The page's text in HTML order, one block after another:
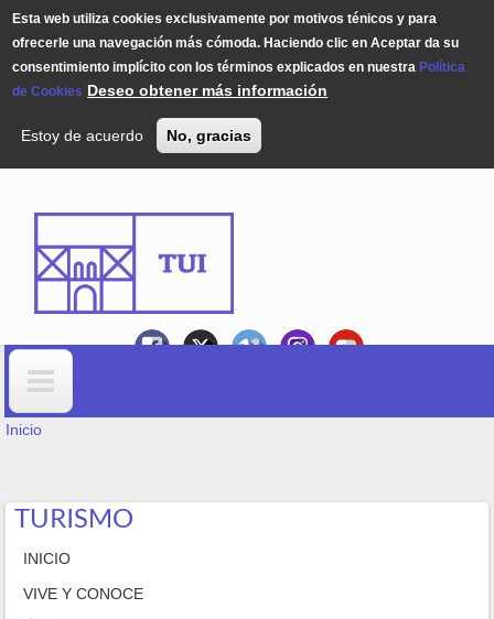
Esta web utiliza cookies exclusivamente por motivos ténicos y para
ofrecerle una navegación más cómoda. Haciendo clic en Aceptar da su
consentimiento implícito con los términos explicados en nuestra Política
de Cookies Deseo obtener más información
Estoy de acuerdo No, gracias
Formulario de búsqueda
USTED ESTÁ AQUÍ
Inicio
TURISMO
INICIO
VIVE Y CONOCE